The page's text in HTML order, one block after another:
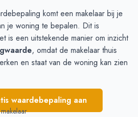
komt een makelaar bij je
je woning te bepalen. Dit is
is een uitstekende manier om inzicht
, omdat de makelaar thuis
en staat van de woning kan zien
waardebepaling aan